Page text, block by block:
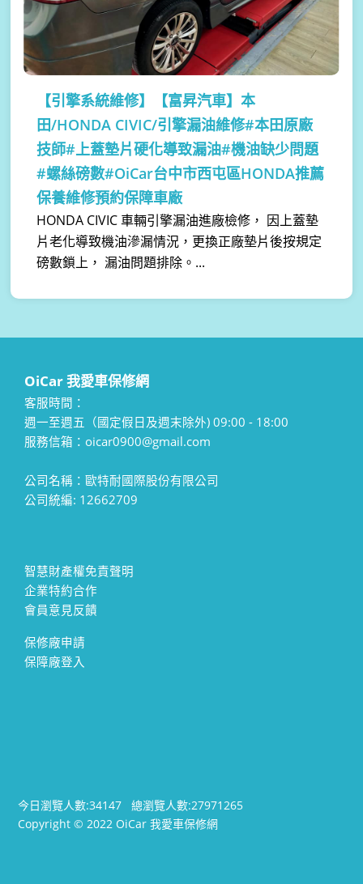
【引擎系統維修】
【富昇汽車】本
田/HONDA CIVIC/引擎漏油維修#本田原廠
技師#上蓋墊片硬化導致漏油#機油缺少問題
#螺絲磅數#OiCar台中市西屯區HONDA推薦
保養維修預約保障車廠
HONDA CIVIC 車輛引擎漏油進廠檢修， 因上蓋墊
片老化導致機油滲漏情況，更換正廠墊片後按規定
磅數鎖上， 漏油問題排除。...
OiCar 我愛車保修網
客服時間：
週一至週五（國定假日及週末除外) 09:00 - 18:00
服務信箱：oicar0900@gmail.com
公司名稱：歐特耐國際股份有限公司
公司統編: 12662709
智慧財產權免責聲明
企業特約合作
會員意見反饋
保修廠申請
保障廠登入
今日瀏覽人數:34147總瀏覽人數:27971265
Copyright © 2022 OiCar 我愛車保修網